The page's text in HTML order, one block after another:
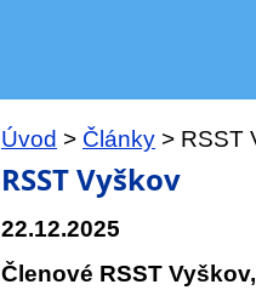
Úvod > Články > RSST
RSST Vyškov
22.12.2025
Členové RSST